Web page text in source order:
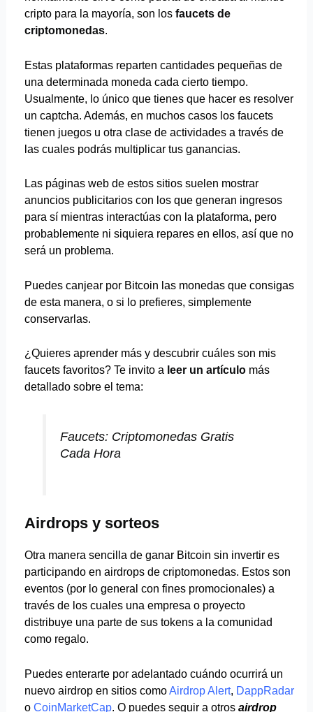
cripto para la mayoría, son los faucets de
criptomonedas.
Estas plataformas reparten cantidades pequeñas de
una determinada moneda cada cierto tiempo.
Usualmente, lo único que tienes que hacer es resolver
un captcha. Además, en muchos casos los faucets
tienen juegos u otra clase de actividades a través de
las cuales podrás multiplicar tus ganancias.
Las páginas web de estos sitios suelen mostrar
anuncios publicitarios con los que generan ingresos
para sí mientras interactúas con la plataforma, pero
probablemente ni siquiera repares en ellos, así que no
será un problema.
Puedes canjear por Bitcoin las monedas que consigas
de esta manera, o si lo prefieres, simplemente
conservarlas.
¿Quieres aprender más y descubrir cuáles son mis
faucets favoritos? Te invito a leer un artículomás
detallado sobre el tema:
Faucets: Criptomonedas Gratis
Cada Hora
Airdrops y sorteos
Otra manera sencilla de ganar Bitcoin sin invertir es
participando en airdrops de criptomonedas. Estos son
eventos (por lo general con fines promocionales) a
través de los cuales una empresa o proyecto
distribuye una parte de sus tokens a la comunidad
como regalo.
Puedes enterarte por adelantado cuándo ocurrirá un
nuevo airdrop en sitios comoAirdrop Alert, DappRadar
o CoinMarketCap. O puedes seguir a otros airdrop